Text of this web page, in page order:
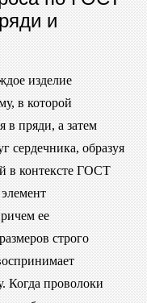
и
изделие
в которой
в пряди, а затем
сердечника, образуя
в контексте ГОСТ
ее
строго
Когда проволоки